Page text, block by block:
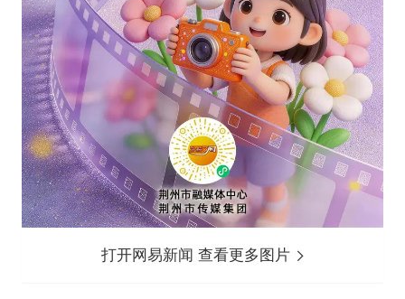
打开网易新闻 查看更多图片